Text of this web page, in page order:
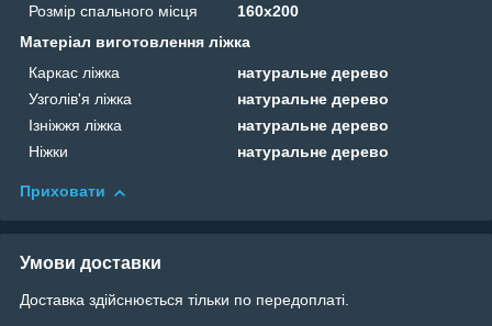
Розмір спального місця
160х200
Матеріал виготовлення ліжка
Каркас ліжка
натуральне дерево
Узголів'я ліжка
натуральне дерево
Ізніжжя ліжка
натуральне дерево
Ніжки
натуральне дерево
Приховати
Умови доставки
Доставка здійснюється тільки по передоплаті.